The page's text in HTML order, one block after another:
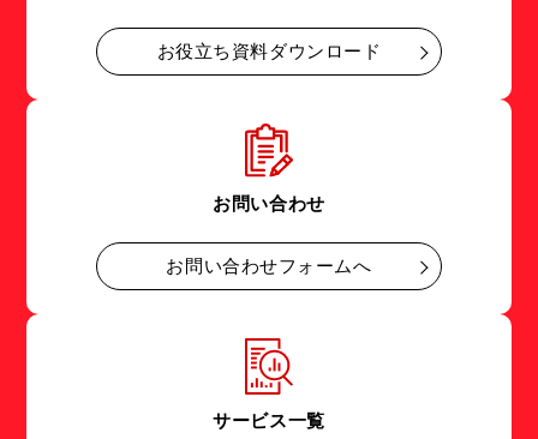
お役立ち資料ダウンロード
お問い合わせ
お問い合わせフォームへ
サービス一覧